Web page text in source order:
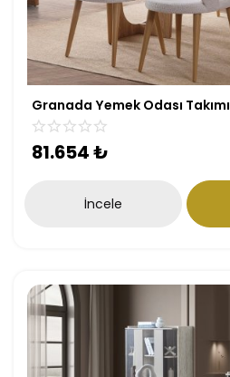
Granada Yemek Odası Takımı
81.654₺
İncele